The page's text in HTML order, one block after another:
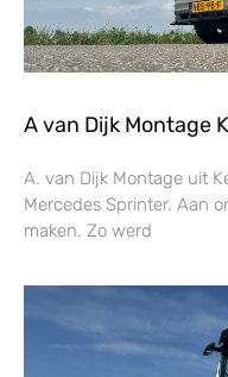
A van Dijk Montage
A. van Dijk Montage uit
Mercedes Sprinter. Aan
maken. Zo werd